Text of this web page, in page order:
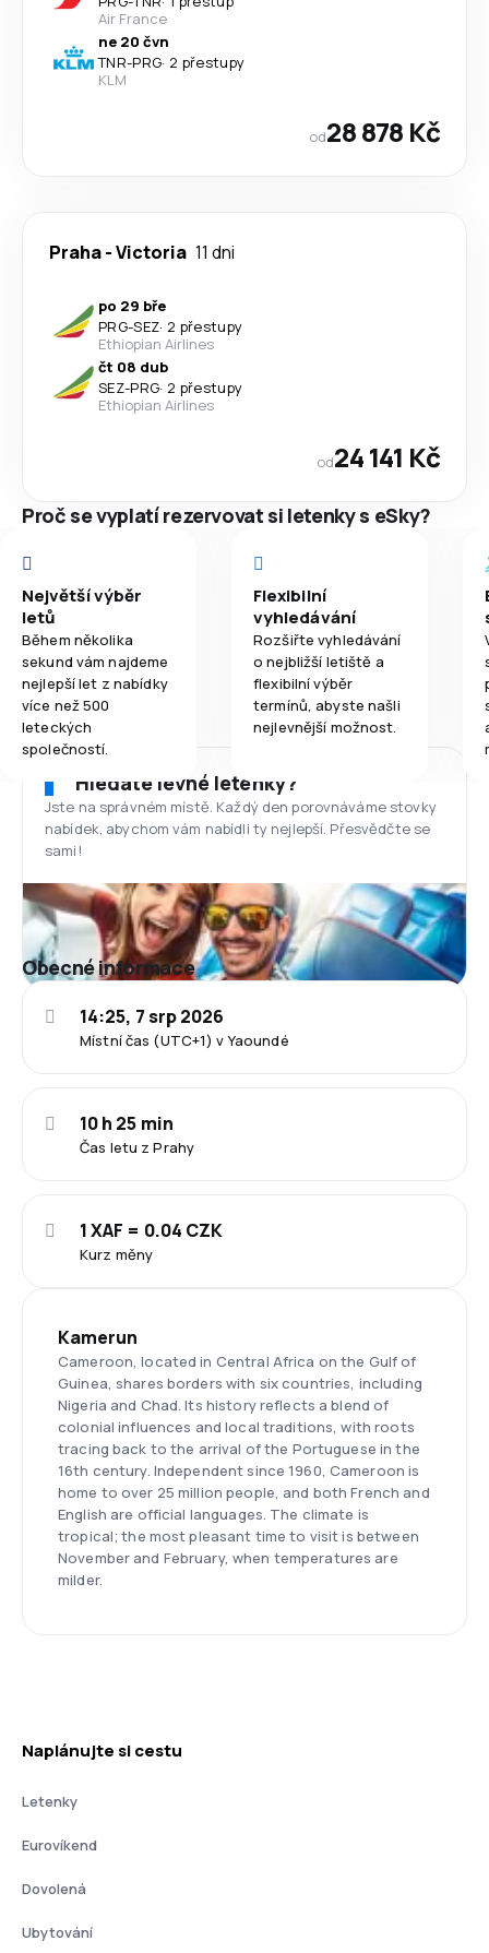
Air France
ne 20 čvn
TNR-PRG· 2 přestupy
KLM
od28 878 Kč
Praha-Victoria 11 dni
po 29 bře
PRG-SEZ· 2 přestupy
Ethiopian Airlines
čt 08 dub
SEZ-PRG· 2 přestupy
Ethiopian Airlines
od24 141 Kč
Proč se vyplatí rezervovat si letenky s eSky?
Největší výběr
letů
Během několika
sekund vám najdeme
nejlepší let z nabídky
více než 500
leteckých
společností.
Flexibilní
vyhledávání
Rozšiřte vyhledávání
o nejbližší letiště a
flexibilní výběr
termínů, abyste našli
nejlevnější možnost.
Hledáte levné letenky?
Jste na správném místě. Každý den porovnáváme stovky
nabídek, abychom vám nabídli ty nejlepší. Přesvědčte se
sami!
Obecné informace
Místní čas (UTC+1) v Yaoundé
14:25, 7 srp 2026
Čas letu z Prahy
10 h 25 min
Kurz měny
1 XAF = 0.04 CZK
Kamerun
Cameroon, located in Central Africa on the Gulf of
Guinea, shares borders with six countries, including
Nigeria and Chad. Its history reflects a blend of
colonial influences and local traditions, with roots
tracing back to the arrival of the Portuguese in the
16th century. Independent since 1960, Cameroon is
home to over 25 million people, and both French and
English are official languages. The climate is
tropical; the most pleasant time to visit is between
November and February, when temperatures are
milder.
Naplánujte si cestu
Letenky
Eurovíkend
Dovolená
Ubytování